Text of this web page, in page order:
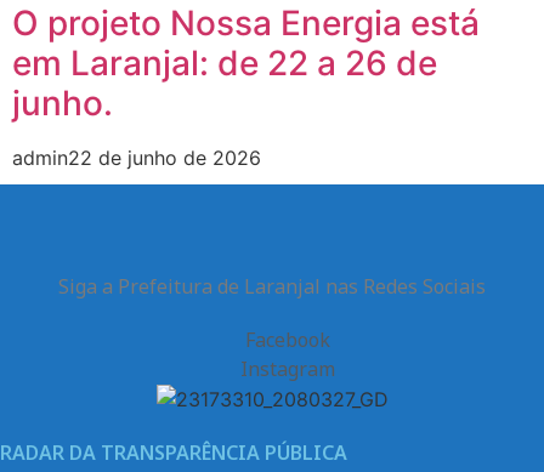
O projeto Nossa Energia está
em Laranjal: de 22 a 26 de
junho.
admin22 de junho de 2026
Siga a Prefeitura de Laranjal nas Redes Sociais
Facebook
Instagram
RADAR DA TRANSPARÊNCIA PÚBLICA